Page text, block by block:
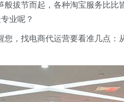
拔节而起，各种淘宝服务比比
业呢？
，找电商代运营要看准几点：